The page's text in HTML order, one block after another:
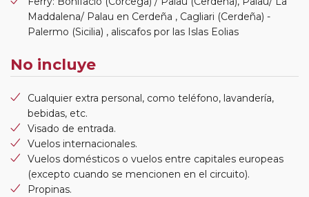
Maddalena/ Palau en Cerdeña , Cagliari (Cerdeña) -
Palermo (Sicilia) , aliscafos por las Islas Eolias
No incluye
Cualquier extra personal, como teléfono, lavandería,
bebidas, etc.
Visado de entrada.
Vuelos internacionales.
Vuelos domésticos o vuelos entre capitales europeas
(excepto cuando se mencionen en el circuito).
Propinas.